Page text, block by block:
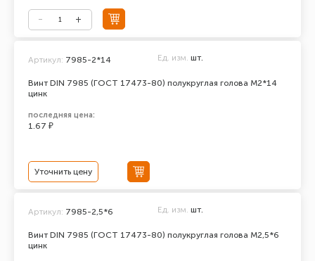
Винт DIN 7985 (ГОСТ 17473-80) полукруглая голова М2*14
цинк
Артикул: 7985-2*14 Ед. изм. шт.
последняя цена:
1.67 ₽
Уточнить цену
Винт DIN 7985 (ГОСТ 17473-80) полукруглая голова М2,5*6
цинк
Артикул: 7985-2,5*6 Ед. изм. шт.